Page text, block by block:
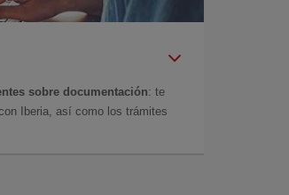
sobre documentación: te
Iberia, así como los trámites